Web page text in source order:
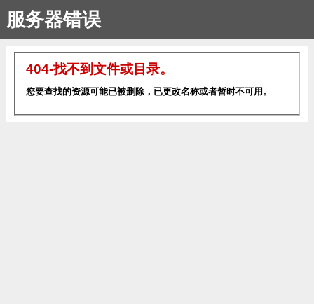
服务器错误
404-找不到文件或目录。
您要查找的资源可能已被删除，已更改名称或者暂时不可用。